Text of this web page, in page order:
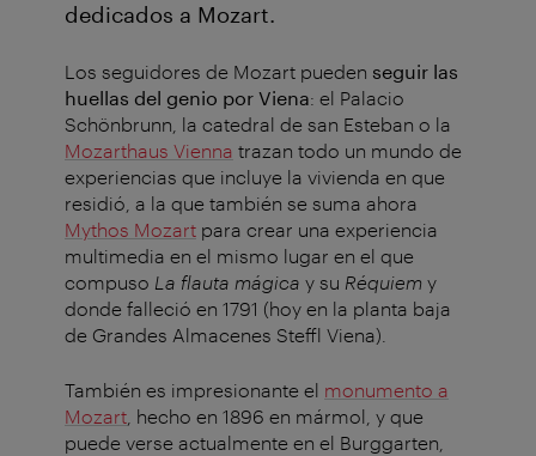
dedicados a Mozart.
Los seguidores de Mozart pueden seguir las
huellas del genio por Viena: el Palacio
Schönbrunn, la catedral de san Esteban o la
Mozarthaus Vienna trazan todo un mundo de
experiencias que incluye la vivienda en que
residió, a la que también se suma ahora
Mythos Mozart para crear una experiencia
multimedia en el mismo lugar en el que
compuso La flauta mágica y su Réquiem y
donde falleció en 1791 (hoy en la planta baja
de Grandes Almacenes Steffl Viena).
También es impresionante el monumento a
Mozart , hecho en 1896 en mármol, y que
puede verse actualmente en el Burggarten,